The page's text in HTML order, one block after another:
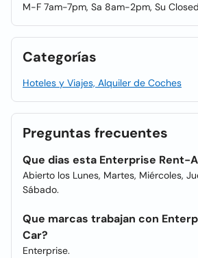
M-F 7am-7pm, Sa 8am-2pm, Su Closed
Categorías
Hoteles y Viajes, Alquiler de Coches
Preguntas frecuentes
Que dias esta Enterprise Rent-
Abierto los Lunes, Martes, Miércoles,
Sábado.
Que marcas trabajan con
Car?
Enterprise.